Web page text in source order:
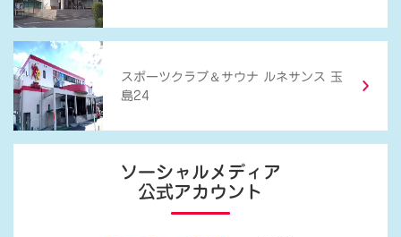
スポーツクラブ ＆ サウナ ルネサンス 玉
島24
ソーシャルメディア
公式アカウント